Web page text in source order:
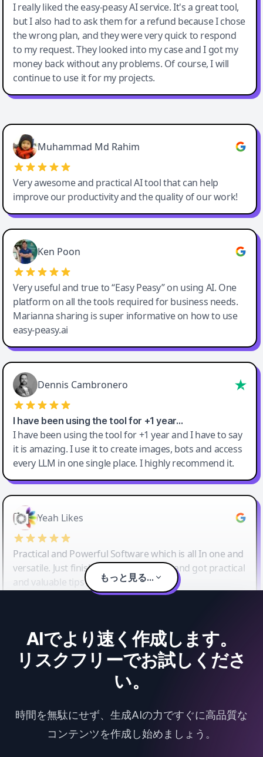
I really liked the easy-peasy AI service. It's a great tool,
but I also had to ask them for a refund because I chose
the wrong plan, and they were very quick to respond
to my request. They looked into my case and I got my
money back without any problems. Of course, I will
continue to use it for my projects.
Easy-Peasy AI
Muhammad Md Rahim
Very awesome and practical AI tool that can help
improve our productivity and the quality of our work!
Ken Poon
Very useful and true to “Easy Peasy” on using AI. One
platform on all the tools required for business needs.
Marianna sharing is super informative on how to use
easy-peasy.ai
Dennis Cambronero
I have been using the tool for +1 year…
I have been using the tool for +1 year and I have to say
it is amazing. I use it to create images, bots and access
every LLM in one single place. I highly recommend it.
Yeah Likes
Practical and Powerful Software which is all In one and
versatile. Just finished their workshop and got practical
and valuable tips and tricks.
もっと見る...
AIでより速く作成します。
リスクフリーでお試しくださ
い。
時間を無駄にせず、生成AIの力ですぐに高品質な
コンテンツを作成し始めましょう。